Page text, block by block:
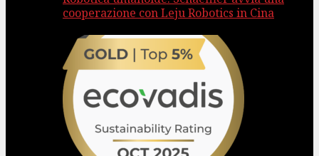
cooperazione con Leju Robotics in Cina